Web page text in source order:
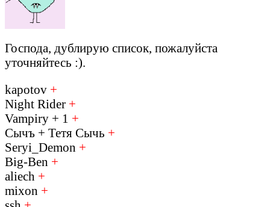
Господа, дублирую список, пожалуйста
уточняйтесь :).
kapotov +
Night Rider +
Vampiry + 1 +
Сычъ + Тетя Сычь +
Seryi_Demon +
Big-Ben +
aliech +
mixon +